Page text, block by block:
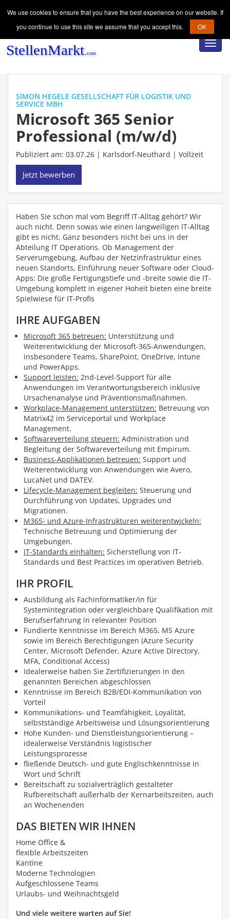
SIMON HEGELE GESELLSCHAFT FÜR LOGISTIK UND
SERVICE MBH
Microsoft 365 Senior
Professional (m/w/d)
Publiziert am: 03.07.26 | Karlsdorf-Neuthard | Vollzeit
Jetzt bewerben
Haben Sie schon mal vom Begriff IT-Alltag gehört? Wir
auch nicht. Denn sowas wie einen langweiligen IT-Alltag
gibt es nicht. Ganz besonders nicht bei uns in der
Abteilung IT Operations. Ob Management der
Serverumgebung, Aufbau der Netzinfrastruktur eines
neuen Standorts, Einführung neuer Software oder Cloud-
Apps: Die große Fertigungstiefe und -breite sowie die IT-
Umgebung komplett in eigener Hoheit bieten eine breite
Spielwiese für IT-Profis
IHRE AUFGABEN
Microsoft 365 betreuen: Unterstützung und
Weiterentwicklung der Microsoft-365-Anwendungen,
insbesondere Teams, SharePoint, OneDrive, Intune
und PowerApps.
Support leisten: 2nd-Level-Support für alle
Anwendungen im Verantwortungsbereich inklusive
Ursachenanalyse und Präventionsmaßnahmen.
Workplace-Management unterstützen: Betreuung von
Matrix42 im Serviceportal und Workplace
Management.
Softwareverteilung steuern: Administration und
Begleitung der Softwareverteilung mit Empirum.
Business-Applikationen betreuen: Support und
Weiterentwicklung von Anwendungen wie Avero,
LucaNet und DATEV.
Lifecycle-Management begleiten: Steuerung und
Durchführung von Updates, Upgrades und
Migrationen.
M365- und Azure-Infrastrukturen weiterentwickeln:
Technische Betreuung und Optimierung der
Umgebungen.
IT-Standards einhalten: Sicherstellung von IT-
Standards und Best Practices im operativen Betrieb.
IHR PROFIL
Ausbildung als Fachinformatiker/in für
Systemintegration oder vergleichbare Qualifikation mit
Berufserfahrung in relevanter Position
Fundierte Kenntnisse im Bereich M365, MS Azure
sowie im Bereich Berechtigungen (Azure Security
Center, Microsoft Defender, Azure Active Directory,
MFA, Conditional Access)
Idealerweise haben Sie Zertifizierungen in den
genannten Bereichen abgeschlossen
Kenntnisse im Bereich B2B/EDI-Kommunikation von
Vorteil
Kommunikations- und Teamfähigkeit, Loyalität,
selbstständige Arbeitsweise und Lösungsorientierung
Hohe Kunden- und Dienstleistungsorientierung –
idealerweise Verständnis logistischer
Leistungsprozesse
fließende Deutsch- und gute Englischkenntnisse in
Wort und Schrift
Bereitschaft zu sozialverträglich gestalteter
Rufbereitschaft außerhalb der Kernarbeitszeiten, auch
an Wochenenden
DAS BIETEN WIR IHNEN
Home Office &
flexible Arbeitszeiten
Kantine
Moderne Technologien
Aufgeschlossene Teams
Urlaubs- und Weihnachtsgeld
Und viele weitere warten auf Sie!
We use cookies to ensure that you have the best experience on our website. If
you continue to use this site we assume that you accept this.
OK